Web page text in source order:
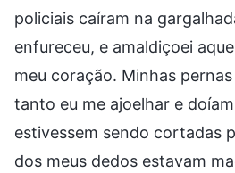
policiais caíram na
enfureceu, e amaldiçoei
meu coração. Minhas
tanto eu me ajoelhar e
estivessem sendo cortadas
dos meus dedos estavam